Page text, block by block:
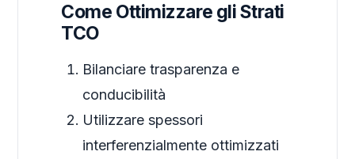
Come Ottimizzare gli Strati
TCO
Bilanciare trasparenza e
conducibilità
Utilizzare spessori
interferenzialmente ottimizzati